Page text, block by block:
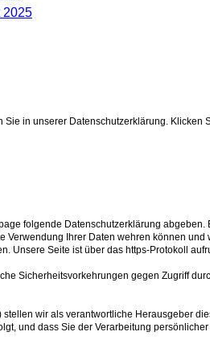
2025
in unserer Datenschutzerklärung. Klicken
folgende Datenschutzerklärung
Ihrer Daten wehren können
Unsere Seite ist über das https-Protokoll
Sicherheitsvorkehrungen gegen Zugriff
wir als verantwortliche Herausgeber
und dass Sie der Verarbeitung